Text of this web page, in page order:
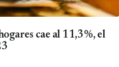
cae al 11,3%, el